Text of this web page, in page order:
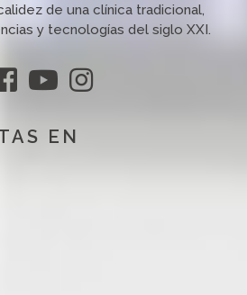
de una clínica tradicional,
y tecnologías del siglo XXI.
EN